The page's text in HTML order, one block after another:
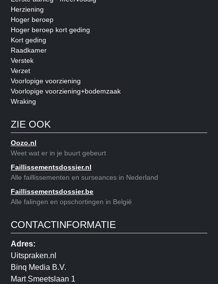
Herziening
Hoger beroep
Hoger beroep kort geding
Kort geding
Raadkamer
Verstek
Verzet
Voorlopige voorziening
Voorlopige voorziening+bodemzaak
Wraking
ZIE OOK
Oozo.nl
Weet wat er in je buurt gebeurt
Faillissementsdossier.nl
Alle faillissementen en surseances in Nederland
Faillissementsdossier.be
Alle falingen en opschortingen in België
CONTACTINFORMATIE
Adres:
Uitspraken.nl
Binq Media B.V.
Mart Smeetslaan 1